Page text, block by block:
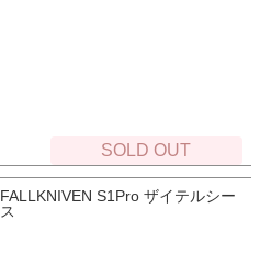
SOLD OUT
FALLKNIVEN S1Pro ザイテルシー
ス